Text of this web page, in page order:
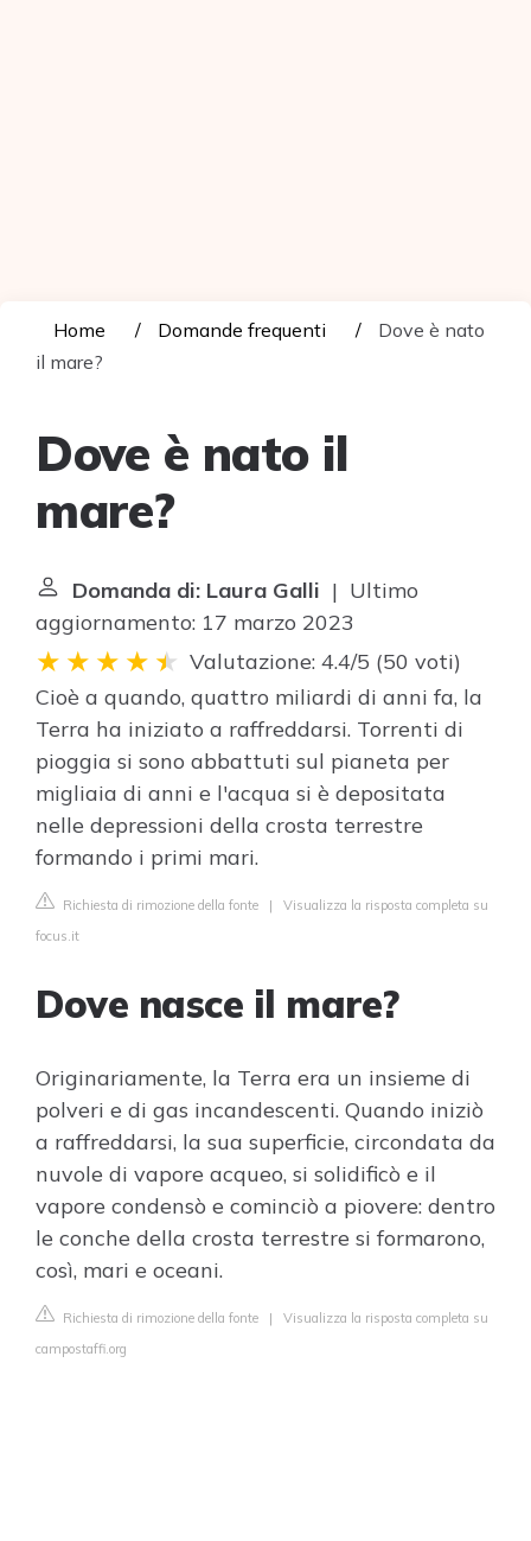
Home Domande frequenti
Dove è nato
il mare?
Dove è nato il
mare?
Domanda di: Laura Galli | Ultimo
aggiornamento: 17 marzo 2023
Valutazione: 4.4/5 (50 voti)
Cioè a quando, quattro miliardi di anni fa, la
Terra ha iniziato a raffreddarsi. Torrenti di
pioggia si sono abbattuti sul pianeta per
migliaia di anni e l'acqua si è depositata
nelle depressioni della crosta terrestre
formando i primi mari.
Richiesta di rimozione della fonte | Visualizza la risposta completa su
focus.it
Dove nasce il mare?
Originariamente, la Terra era un insieme di
polveri e di gas incandescenti. Quando iniziò
a raffreddarsi, la sua superficie, circondata da
nuvole di vapore acqueo, si solidificò e il
vapore condensò e cominciò a piovere: dentro
le conche della crosta terrestre si formarono,
così, mari e oceani.
Richiesta di rimozione della fonte | Visualizza la risposta completa su
campostaffi.org